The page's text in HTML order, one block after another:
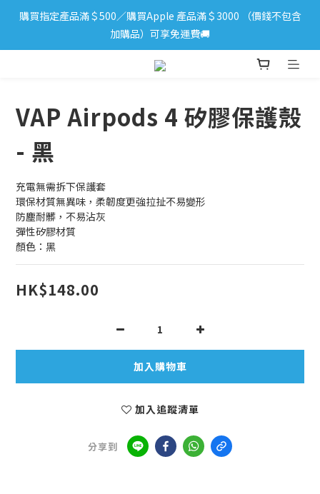
iPhone 17 系列新登場！立即訂購
購買指定產品滿＄500／購買Apple 產品滿＄3000 （價錢不包含
加購品）可享免運費🚚
iPhone 17 系列新登場！立即訂購
VAP Airpods 4 矽膠保護殼
- 黑
充電無需拆下保護套
環保材質無異味，柔韌度更強拉扯不易變形
防塵耐髒，不易沾灰
彈性矽膠材質​​
顏色：黑
HK$148.00
加入購物車
加入追蹤清單
分享到